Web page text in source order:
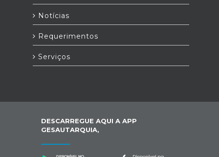
Notícias
Requerimentos
Serviços
DESCARREGUE AQUI A APP
GESAUTARQUIA,